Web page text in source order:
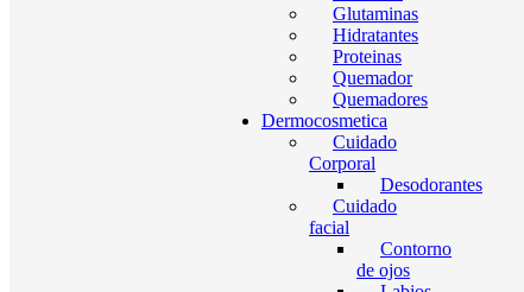
Glutaminas
Hidratantes
Proteinas
Quemador
Quemadores
Dermocosmetica
Cuidado
Corporal
Desodorantes
Cuidado
facial
Contorno
de ojos